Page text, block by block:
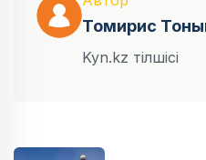
Томирис
Kyn.kz тілшісі